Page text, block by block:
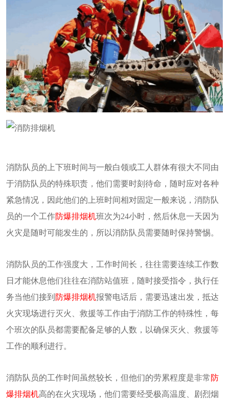
消防队员的上下班时间与一般白领或工人群体有很大不同由
于消防队员的特殊职责，他们需要时刻待命，随时应对各种
紧急情况，因此他们的上班时间相对固定一般来说，消防队
员的一个工作防爆排烟机班次为24小时，然后休息一天因为
火灾是随时可能发生的，所以消防队员需要随时保持警惕。
消防队员的工作强度大，工作时间长，往往需要连续工作数
日才能休息他们往往在消防站值班，随时接受指令，执行任
务当他们接到 防爆排烟机报警电话后，需要迅速出发，抵达
火灾现场进行灭火、救援等工作由于消防工作的特殊性，每
个班次的队员都需要配备足够的人数，以确保灭火、救援等
工作的顺利进行。
消防队员的工作时间虽然较长，但他们的劳累程度是非常 防
爆排烟机高的在火灾现场，他们需要经受极高温度、剧烈烟